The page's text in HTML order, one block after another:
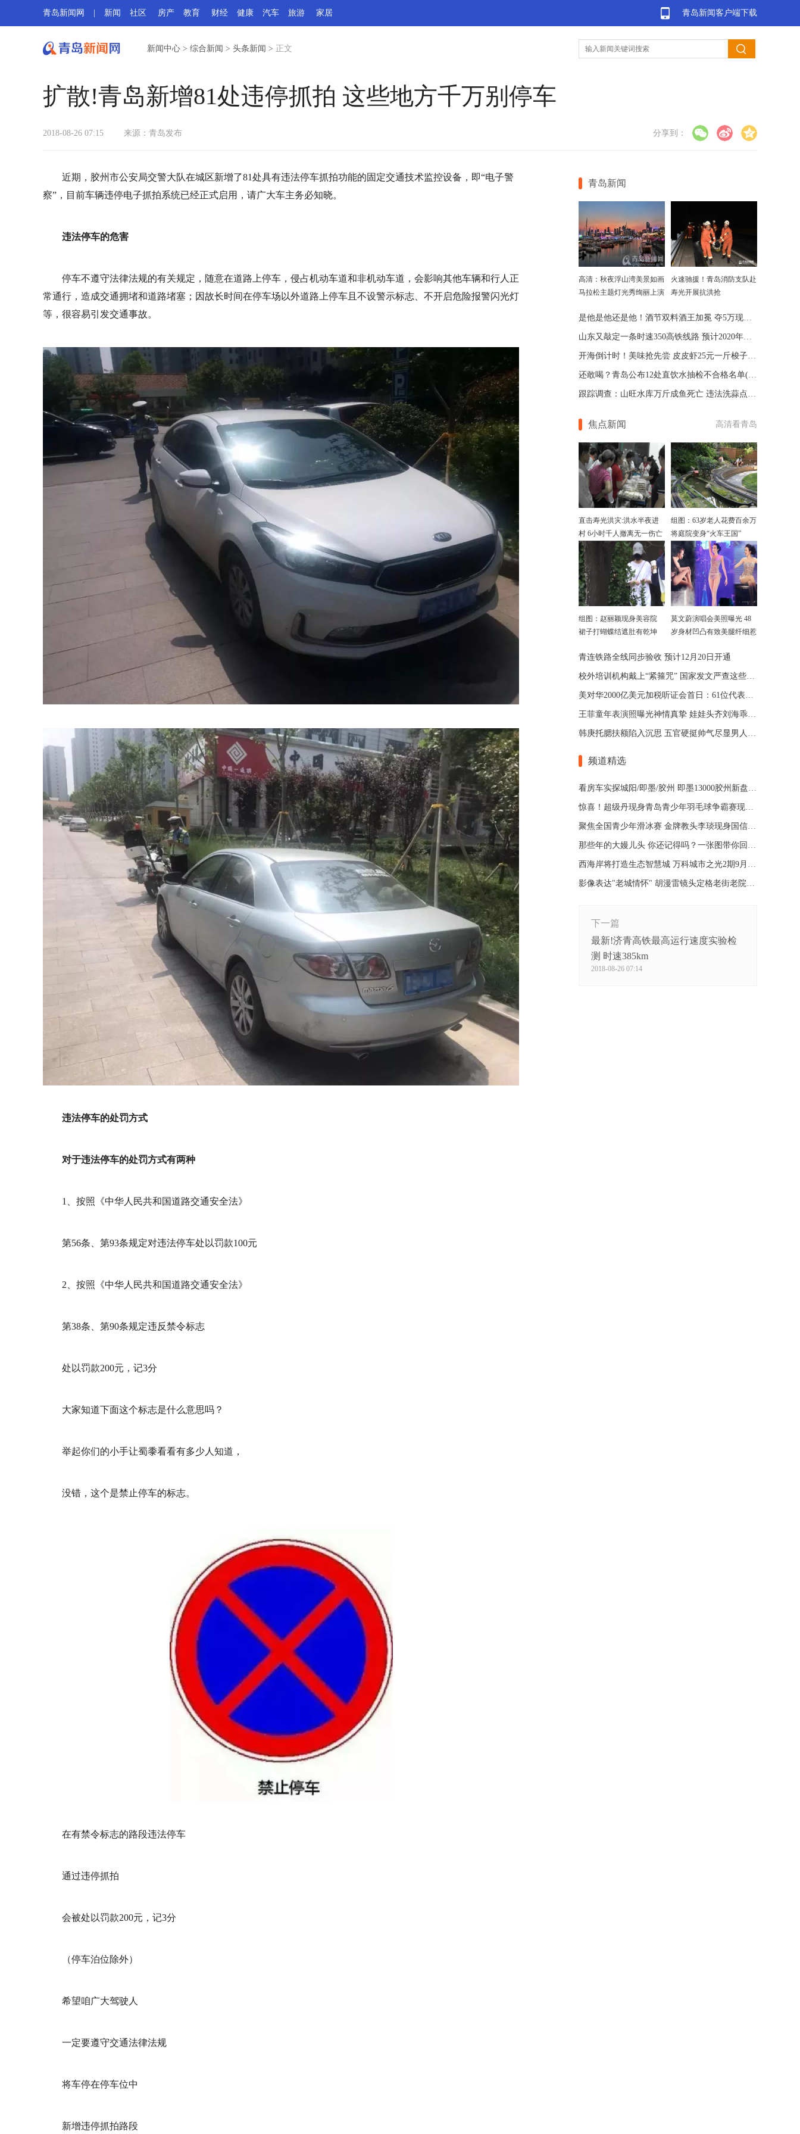
青岛新闻客户端下载
青岛新闻网 新闻 社区 房产 教育 财经 健康 汽车 旅游 家居
新闻中心 > 综合新闻 > 头条新闻 > 正文
扩散!青岛新增81处违停抓拍 这些地方千万别停车
2018-08-26 07:15 来源： 青岛发布 分享到：
近期，胶州市公安局交警大队在城区新增了81处具有违法停车抓拍功能的固定交通技术监控设备，即“电子警
察”，目前车辆违停电子抓拍系统已经正式启用，请广大车主务必知晓。
违法停车的危害
停车不遵守法律法规的有关规定，随意在道路上停车，侵占机动车道和非机动车道，会影响其他车辆和行人正
常通行，造成交通拥堵和道路堵塞；因故长时间在停车场以外道路上停车且不设警示标志、不开启危险报警闪光灯
等，很容易引发交通事故。
违法停车的处罚方式
对于违法停车的处罚方式有两种
1、按照《中华人民共和国道路交通安全法》
第56条、第93条规定对违法停车处以罚款100元
2、按照《中华人民共和国道路交通安全法》
第38条、第90条规定违反禁令标志
处以罚款200元，记3分
大家知道下面这个标志是什么意思吗？
举起你们的小手让蜀黍看看有多少人知道，
没错，这个是禁止停车的标志。
在有禁令标志的路段违法停车
通过违停抓拍
会被处以罚款200元，记3分
（停车泊位除外）
希望咱广大驾驶人
一定要遵守交通法律法规
将车停在停车位中
新增违停抓拍路段
青岛新闻
高清：秋夜浮山湾美景如画
马拉松主题灯光秀绚丽上演
火速驰援！青岛消防支队赴
寿光开展抗洪抢
是他是他还是他！酒节双料酒王加冕 夺5万现金(图)
山东又敲定一条时速350高铁线路 预计2020年通车
开海倒计时！美味抢先尝 皮皮虾25元一斤梭子蟹35一斤
还敢喝？青岛公布12处直饮水抽检不合格名单(图)
跟踪调查：山旺水库万斤成鱼死亡 违法洗蒜点已被拆除
焦点新闻 高清看青岛
直击寿光洪灾:洪水半夜进
村 6小时千人撤离无一伤亡
组图：63岁老人花费百余万
将庭院变身“火车王国”
组图：赵丽颖现身美容院
裙子打蝴蝶结遮肚有乾坤
莫文蔚演唱会美照曝光 48
岁身材凹凸有致美腿纤细惹
青连铁路全线同步验收 预计12月20日开通
校外培训机构戴上“紧箍咒” 国家发文严查这些行为
美对华2000亿美元加税听证会首日：61位代表55反对
王菲童年表演照曝光神情真挚 娃娃头齐刘海乖巧可爱
韩庚托腮扶额陷入沉思 五官硬挺帅气尽显男人味(图)
频道精选
看房车实探城阳/即墨/胶州 即墨13000胶州新盘扎堆
惊喜！超级丹现身青岛青少年羽毛球争霸赛现场(组图)
聚焦全国青少年滑冰赛 金牌教头李琰现身国信选苗子
那些年的大嫚儿头 你还记得吗？一张图带你回味旧时光
西海岸将打造生态智慧城 万科城市之光2期9月开盘
影像表达"老城情怀" 胡漫雷镜头定格老街老院周六展出
下一篇
最新!济青高铁最高运行速度实验检
测 时速385km
2018-08-26 07:14